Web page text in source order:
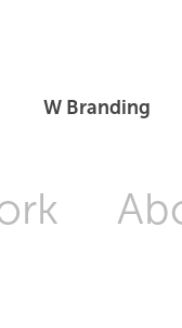
W Branding